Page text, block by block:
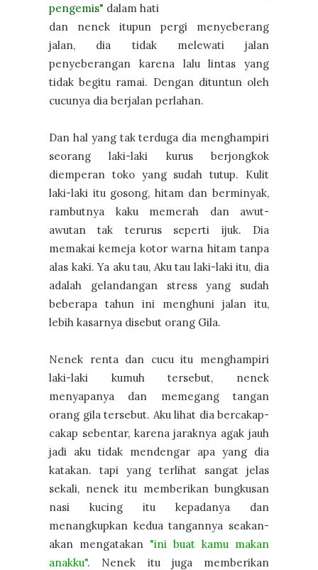
pengemis" dalam hati
dan nenek itupun pergi menyeberang
jalan, dia tidak melewati jalan
penyeberangan karena lalu lintas yang
tidak begitu ramai. Dengan dituntun oleh
cucunya dia berjalan perlahan.
Dan hal yang tak terduga dia menghampiri
seorang laki-laki kurus berjongkok
diemperan toko yang sudah tutup. Kulit
laki-laki itu gosong, hitam dan berminyak,
rambutnya kaku memerah dan awut-
awutan tak terurus seperti ijuk. Dia
memakai kemeja kotor warna hitam tanpa
alas kaki. Ya aku tau, Aku tau laki-laki itu, dia
adalah gelandangan stress yang sudah
beberapa tahun ini menghuni jalan itu,
lebih kasarnya disebut orang Gila.
Nenek renta dan cucu itu menghampiri
laki-laki kumuh tersebut, nenek
menyapanya dan memegang tangan
orang gila tersebut. Aku lihat dia bercakap-
cakap sebentar, karena jaraknya agak jauh
jadi aku tidak mendengar apa yang dia
katakan. tapi yang terlihat sangat jelas
sekali, nenek itu memberikan bungkusan
nasi kucing itu kepadanya dan
menangkupkan kedua tangannya seakan-
akan mengatakan "ini buat kamu makan
anakku". Nenek itu juga memberikan